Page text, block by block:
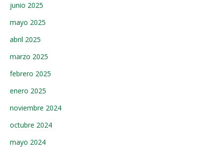
junio 2025
mayo 2025
abril 2025
marzo 2025
febrero 2025
enero 2025
noviembre 2024
octubre 2024
mayo 2024